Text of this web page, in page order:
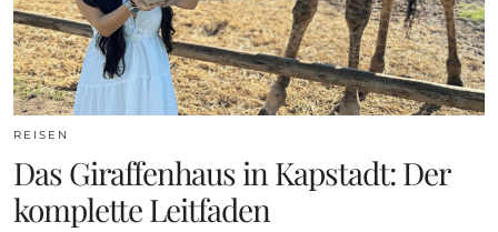
REISEN
Das Giraffenhaus in Kapstadt: Der
komplette Leitfaden